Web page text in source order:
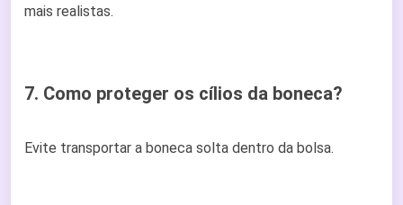
mais realistas.
7. Como proteger os cílios da boneca?
Evite transportar a boneca solta dentro da bolsa.